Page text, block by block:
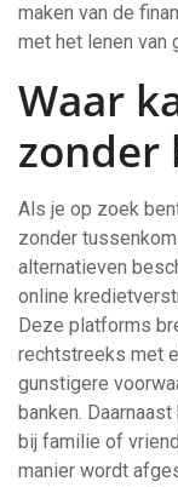
maken van de
met het lenen van
Waar
zonder
Als je op zoek
zonder
alternatieven
online
Deze platforms
rechtstreeks met
gunstigere
banken.
bij familie of
manier wordt